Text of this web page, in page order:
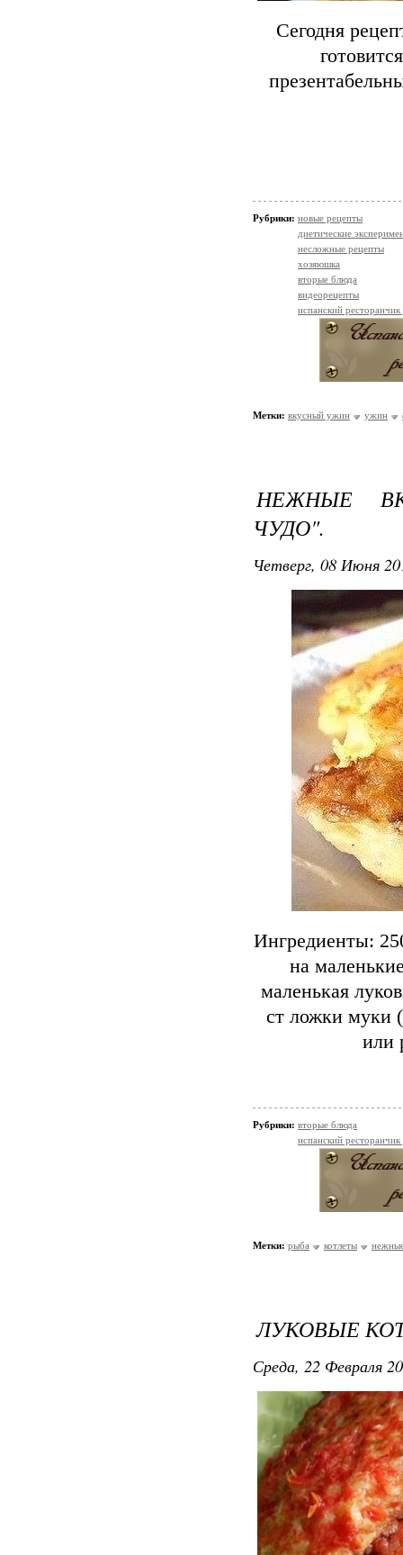
Сегодня
Рубрики: новые рецепты
диетические
несложные рецепты
хозяюшка
вторые блюда
видеорецепты
испанский
Метки: вкусный ужин ужин
НЕЖНЫЕ
ЧУДО".
Четверг, 08 Июня
Ингредиенты:
на
маленькая
ст ложки муки
или
Рубрики: вторые блюда
испанский
Метки: рыба котлеты
ЛУКОВЫЕ
Среда, 22 Февраля